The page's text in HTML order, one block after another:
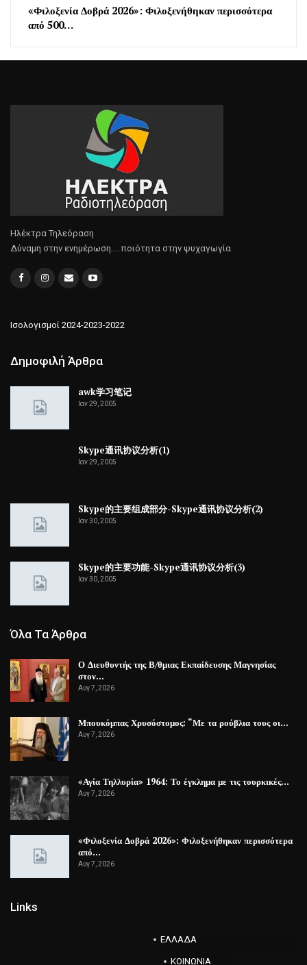
«Φιλοξενία Δοβρά 2026»: Φιλοξενήθηκαν περισσότερα
από 500…
Ηλέκτρα Τηλεόραση
Δύναμη στην ενημέρωση.... ποιότητα στην ψυχαγωγία
Ισολογισμοί 2024-2023-2022
Δημοφιλή Άρθρα
awk学习笔记
Ιαν 29, 2005
Skype通讯协议分析(1)
Ιαν 29, 2005
Skype的主要组成部分-Skype通讯协议分析(2)
Ιαν 30, 2005
Skype的主要功能-Skype通讯协议分析(3)
Ιαν 30, 2005
Όλα Τα Άρθρα
Ο Διευθυντής της Β/θμιας Εκπαίδευσης Μαγνησίας
στον…
Αυγ 7, 2026
Μπουκόμπας Χρυσόστομος: “Με τα ρούβλια τους οι…
Αυγ 7, 2026
«Αγία Τηλλυρία» 1964: Το έγκλημα με τις τουρκικές…
Αυγ 7, 2026
«Φιλοξενία Δοβρά 2026»: Φιλοξενήθηκαν περισσότερα
από…
Αυγ 7, 2026
Links
ΕΛΛΑΔΑ
ΚΟΙΝΩΝΙΑ